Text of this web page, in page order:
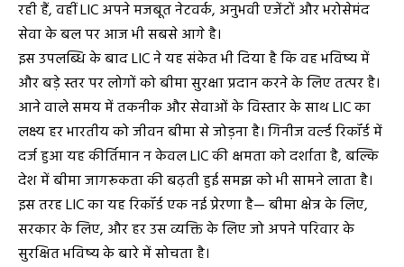
रही हैं, वहीं LIC अपने मजबूत नेटवर्क, अनुभवी एजेंटों और भरोसेमंद
सेवा के बल पर आज भी सबसे आगे है।
इस उपलब्धि के बाद LIC ने यह संकेत भी दिया है कि वह भविष्य में
और बड़े स्तर पर लोगों को बीमा सुरक्षा प्रदान करने के लिए तत्पर है।
आने वाले समय में तकनीक और सेवाओं के विस्तार के साथ LIC का
लक्ष्य हर भारतीय को जीवन बीमा से जोड़ना है। गिनीज वर्ल्ड रिकॉर्ड में
दर्ज हुआ यह कीर्तिमान न केवल LIC की क्षमता को दर्शाता है, बल्कि
देश में बीमा जागरूकता की बढ़ती हुई समझ को भी सामने लाता है।
इस तरह LIC का यह रिकॉर्ड एक नई प्रेरणा है— बीमा क्षेत्र के लिए,
सरकार के लिए, और हर उस व्यक्ति के लिए जो अपने परिवार के
सुरक्षित भविष्य के बारे में सोचता है।